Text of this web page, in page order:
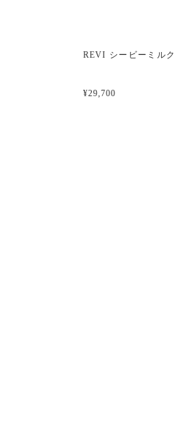
REVI シービーミルク
¥29,700